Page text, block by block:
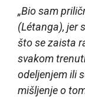
„Bio sam
(Létanga), jer
što se zaista
svakom
odeljenjem ili
mišljenje o